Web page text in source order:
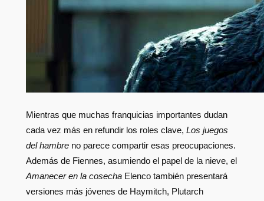
Mientras que muchas franquicias importantes dudan
cada vez más en refundir los roles clave, Los juegos
del hambre no parece compartir esas preocupaciones.
Además de Fiennes, asumiendo el papel de la nieve, el
Amanecer en la cosecha Elenco también presentará
versiones más jóvenes de Haymitch, Plutarch